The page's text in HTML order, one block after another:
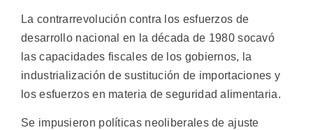
La contrarrevolución contra los esfuerzos de
desarrollo nacional en la década de 1980 socavó
las capacidades fiscales de los gobiernos, la
industrialización de sustitución de importaciones y
los esfuerzos en materia de seguridad alimentaria.
Se impusieron políticas neoliberales de ajuste